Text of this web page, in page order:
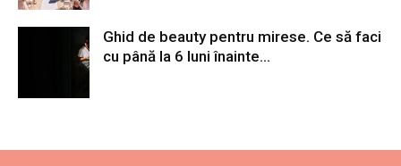
Ghid de beauty pentru mirese. Ce să faci
cu până la 6 luni înainte...